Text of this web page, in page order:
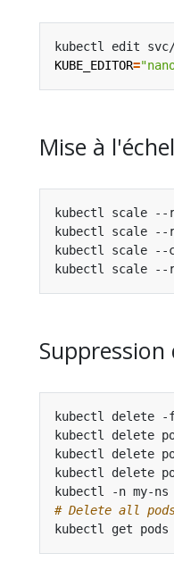
kubectl
KUBE_EDITOR=
Mise à
kubectl scale --
kubectl scale --
kubectl scale --
kubectl scale --
Suppression
kubectl
kubectl
kubectl delete
kubectl -
# Delete all
kubectl get pods